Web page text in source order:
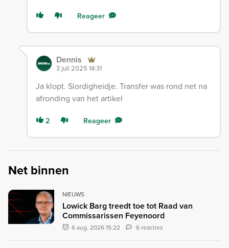
Reageer
Dennis
3 juli 2025 14:31
Ja klopt. Slordigheidje. Transfer was rond net na
afronding van het artikel
2 Reageer
Net binnen
NIEUWS
Lowick Barg treedt toe tot Raad van
Commissarissen Feyenoord
6 aug. 2026 15:22 6 reacties